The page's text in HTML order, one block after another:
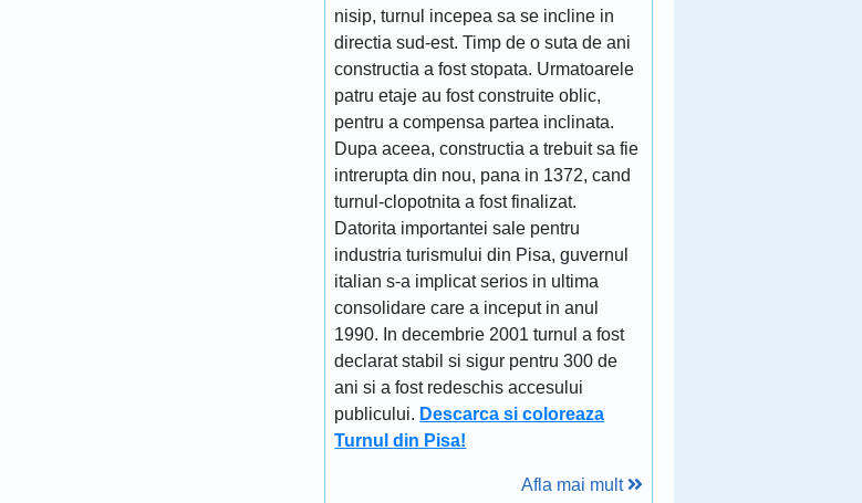
nisip, turnul incepea sa se incline in
directia sud-est. Timp de o suta de ani
constructia a fost stopata. Urmatoarele
patru etaje au fost construite oblic,
pentru a compensa partea inclinata.
Dupa aceea, constructia a trebuit sa fie
intrerupta din nou, pana in 1372, cand
turnul-clopotnita a fost finalizat.
Datorita importantei sale pentru
industria turismului din Pisa, guvernul
italian s-a implicat serios in ultima
consolidare care a inceput in anul
1990. In decembrie 2001 turnul a fost
declarat stabil si sigur pentru 300 de
ani si a fost redeschis accesului
publicului. Descarca si coloreaza
Turnul din Pisa!
Afla mai mult